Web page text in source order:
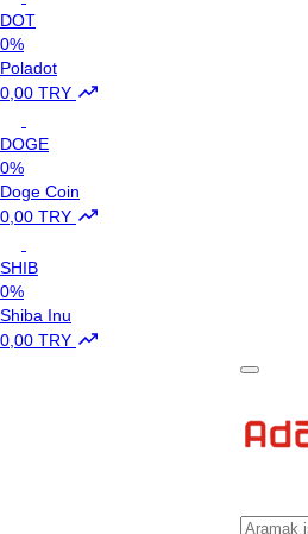
DOT
0%
Poladot
0,00 TRY
DOGE
0%
Doge Coin
0,00 TRY
SHIB
0%
Shiba Inu
0,00 TRY